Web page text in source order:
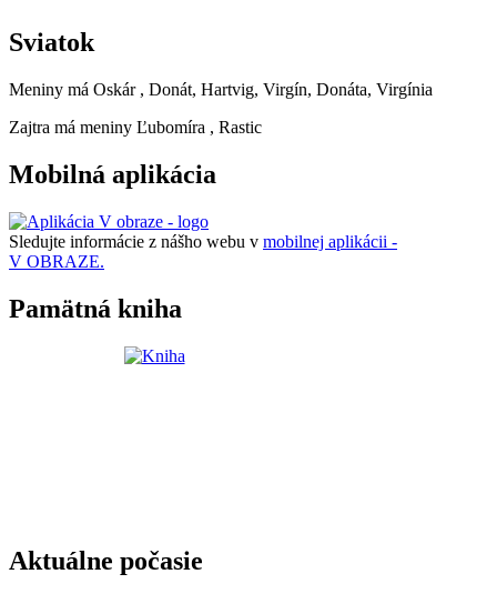
Sviatok
Meniny má Oskár , Donát, Hartvig, Virgín, Donáta, Virgínia
Zajtra má meniny Ľubomíra , Rastic
Mobilná aplikácia
Sledujte informácie z nášho webu v mobilnej aplikácii -
V OBRAZE.
Pamätná kniha
Aktuálne počasie